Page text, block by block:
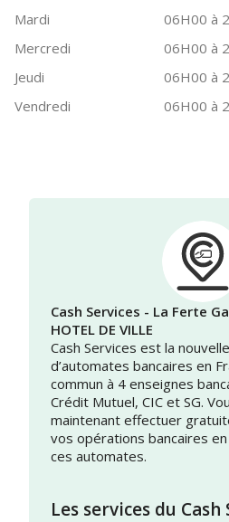
Mardi
06H00 à
Mercredi
06H00 à
Jeudi
06H00 à
Vendredi
06H00 à
Cash Services - La Ferte
HOTEL DE VILLE
Cash Services est la
d’automates bancaires en
commun à 4 enseignes
Crédit Mutuel, CIC et SG.
maintenant effectuer
vos opérations bancaires
ces automates.
Les services du Cash